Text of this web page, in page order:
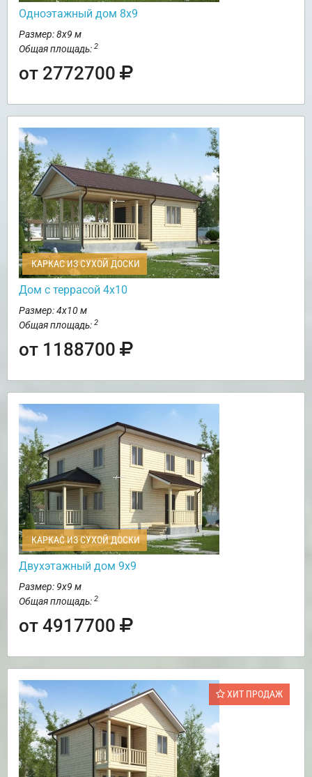
Одноэтажный дом 8х9
Размер: 8х9 м
Общая площадь: 2
от 2772700
КАРКАС ИЗ СУХОЙ ДОСКИ
Дом с террасой 4х10
Размер: 4х10 м
Общая площадь: 2
от 1188700
КАРКАС ИЗ СУХОЙ ДОСКИ
Двухэтажный дом 9х9
Размер: 9х9 м
Общая площадь: 2
от 4917700
ХИТ ПРОДАЖ